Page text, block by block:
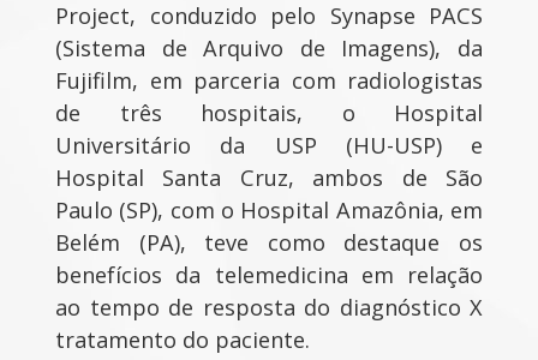
Project, conduzido pelo Synapse PACS
(Sistema de Arquivo de Imagens), da
Fujifilm, em parceria com radiologistas
de três hospitais, o Hospital
Universitário da USP (HU-USP) e
Hospital Santa Cruz, ambos de São
Paulo (SP), com o Hospital Amazônia, em
Belém (PA), teve como destaque os
benefícios da telemedicina em relação
ao tempo de resposta do diagnóstico X
tratamento do paciente.